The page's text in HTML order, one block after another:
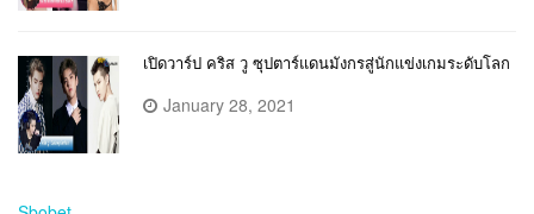
เปิดวาร์ป คริส วู ซุปตาร์แดนมังกรสู่นักแข่งเกมระดับโลก
January 28, 2021